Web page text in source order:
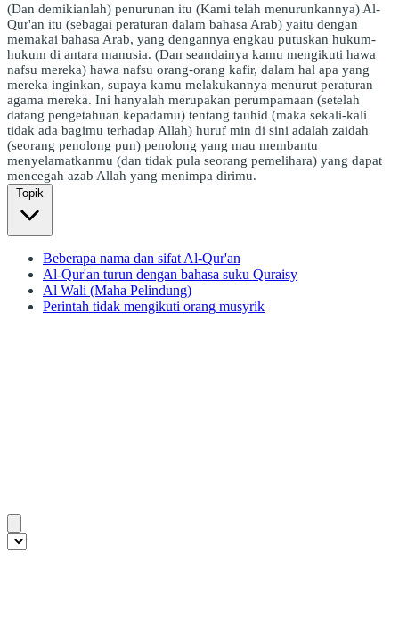
(Dan demikianlah) penurunan itu (Kami telah menurunkannya) Al-
Qur'an itu (sebagai peraturan dalam bahasa Arab) yaitu dengan
memakai bahasa Arab, yang dengannya engkau putuskan hukum-
hukum di antara manusia. (Dan seandainya kamu mengikuti hawa
nafsu mereka) hawa nafsu orang-orang kafir, dalam hal apa yang
mereka inginkan, supaya kamu melakukannya menurut peraturan
agama mereka. Ini hanyalah merupakan perumpamaan (setelah
datang pengetahuan kepadamu) tentang tauhid (maka sekali-kali
tidak ada bagimu terhadap Allah) huruf min di sini adalah zaidah
(seorang penolong pun) penolong yang mau membantu
menyelamatkanmu (dan tidak pula seorang pemelihara) yang dapat
mencegah azab Allah yang menimpa dirimu.
Topik
Beberapa nama dan sifat Al-Qur'an
Al-Qur'an turun dengan bahasa suku Quraisy
Al Wali (Maha Pelindung)
Perintah tidak mengikuti orang musyrik